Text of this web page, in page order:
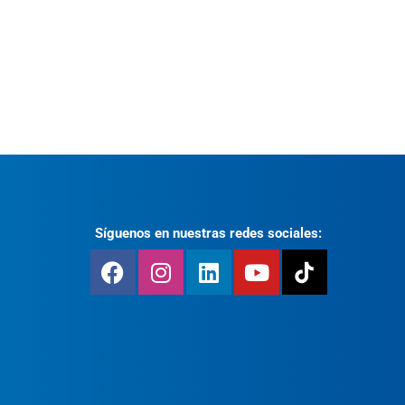
Síguenos en nuestras redes sociales: